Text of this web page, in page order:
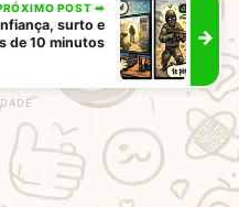
POST ➡
surto e
de 10 minutos
→